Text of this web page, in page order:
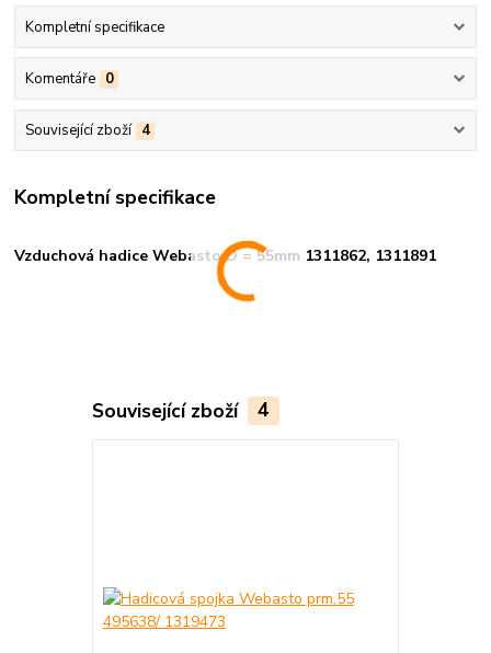
Kompletní specifikace
Komentáře 0
Související zboží 4
Kompletní specifikace
Vzduchová hadice Webasto D = 55mm 1311862, 1311891
Související zboží 4